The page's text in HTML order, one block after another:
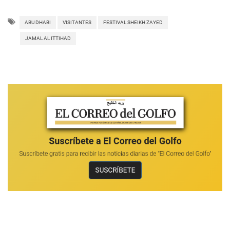
ABU DHABI VISITANTES FESTIVAL SHEIKH ZAYED
JAMAL AL ITTIHAD